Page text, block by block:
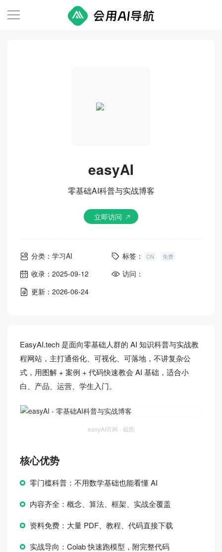
easyAI
零基础AI科普与实战博客
立即访问
分类： 学习AI 标签： CN 免费
收录：2025-09-12
访问：
更新：2026-06-24
EasyAI.tech 是面向零基础人群的 AI 知识科普与实战教
程网站，主打通俗化、可视化、可落地，不讲复杂公
式，用图解 + 案例 + 代码快速教会 AI 基础，适合小
白、产品、运营、学生入门。
easyAI官网 - 截图
核心优势
零门槛科普：不用数学基础也能看懂 AI
内容齐全：概念、算法、框架、实战全覆盖
资料免费：大量 PDF、教程、代码直接下载
实战导向：Colab 快速跑模型，附完整代码